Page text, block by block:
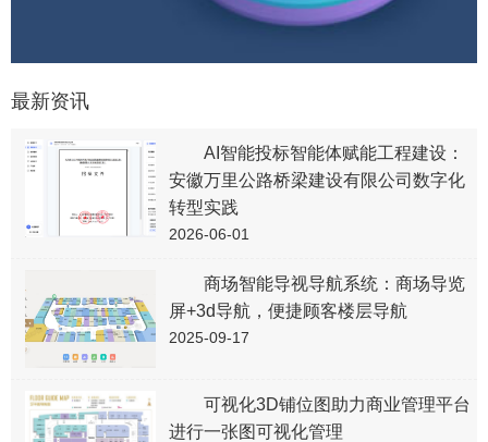
最新资讯
AI智能投标智能体赋能工程建设：
安徽万里公路桥梁建设有限公司数字化
转型实践
2026-06-01
商场智能导视导航系统：商场导览
屏+3d导航，便捷顾客楼层导航
2025-09-17
可视化3D铺位图助力商业管理平台
进行一张图可视化管理